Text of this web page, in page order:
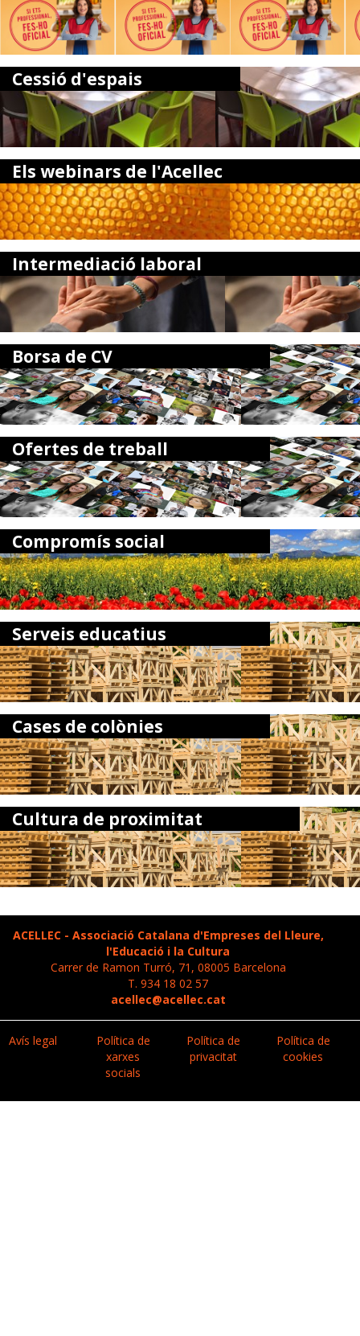
Cessió d'espais
Els webinars de l'Acellec
Intermediació laboral
Borsa de CV
Ofertes de treball
Compromís social
Serveis educatius
Cases de colònies
Cultura de proximitat
ACELLEC - Associació Catalana d'Empreses del Lleure,
l'Educació i la Cultura
Carrer de Ramon Turró, 71, 08005 Barcelona
T. 934 18 02 57
acellec@acellec.cat
Avís legal
Política de
xarxes
socials
Política de
privacitat
Política de
cookies